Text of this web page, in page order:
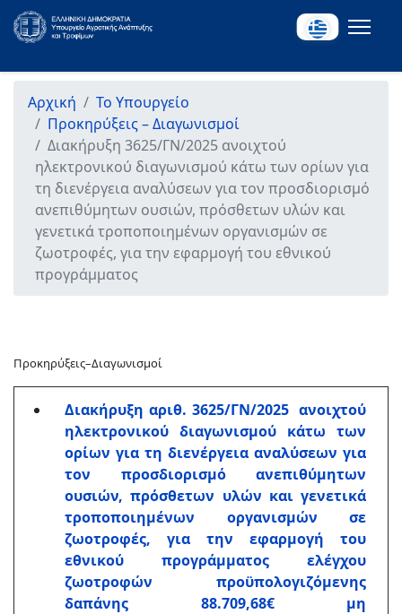
Αρχική
Το Υπουργείο
Προκηρύξεις – Διαγωνισμοί
Διακήρυξη 3625/ΓΝ/2025 ανοιχτού
ηλεκτρονικού διαγωνισμού κάτω των ορίων για
τη διενέργεια αναλύσεων για τον προσδιορισμό
ανεπιθύμητων ουσιών, πρόσθετων υλών και
γενετικά τροποποιημένων οργανισμών σε
ζωοτροφές, για την εφαρμογή του εθνικού
προγράμματος
Προκηρύξεις–Διαγωνισμοί
Διακήρυξη αριθ. 3625/ΓΝ/2025 ανοιχτού
ηλεκτρονικού διαγωνισμού κάτω των
ορίων για τη διενέργεια αναλύσεων για
τον προσδιορισμό ανεπιθύμητων
ουσιών, πρόσθετων υλών και γενετικά
τροποποιημένων οργανισμών σε
ζωοτροφές, για την εφαρμογή του
εθνικού προγράμματος ελέγχου
ζωοτροφών προϋπολογιζόμενης
δαπάνης 88.709,68€ μη